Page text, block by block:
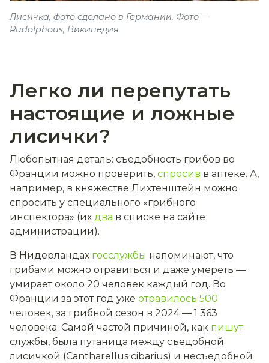
Лисичка, фото сделано в Германии. Фото —
Rudolphous, Википедия
Легко ли перепутать
настоящие и ложные
лисички?
Любопытная деталь: съедобность грибов во
Франции можно проверить, спросив в аптеке. А,
например, в княжестве Лихтенштейн можно
спросить у специального «грибного
инспектора» (их два в списке на сайте
администрации).
В Нидерландах госслужбы напоминают, что
грибами можно отравиться и даже умереть —
умирает около 20 человек каждый год. Во
Франции за этот год уже отравилось 500
человек, за грибной сезон в 2024 — 1 363
человека. Самой частой причиной, как пишут
службы, была путаница между съедобной
лисичкой (Cantharellus cibarius) и несъедобной